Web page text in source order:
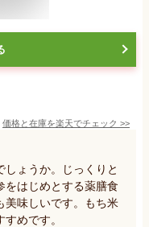
価格と在庫を楽天でチェック >>
ょうか。じっくりと
をはじめとする薬膳食
美味しいです。もち米
めです。